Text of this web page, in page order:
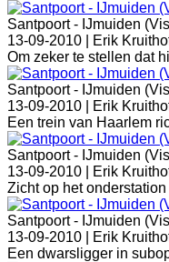
Santpoort - IJmuiden
13-09-2010 |
Erik
Om zeker te stellen dat
Santpoort - IJmuiden
13-09-2010 |
Erik
Een trein van Haarlem
Santpoort - IJmuiden
13-09-2010 |
Erik
Zicht op het
Santpoort - IJmuiden
13-09-2010 |
Erik
Een dwarsligger in